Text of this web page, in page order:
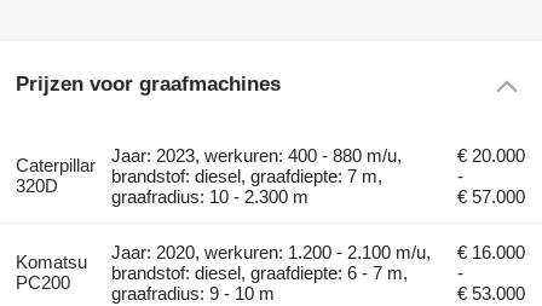
Prijzen voor graafmachines
Caterpillar
320D
Jaar: 2023, werkuren: 400 - 880 m/u,
brandstof: diesel, graafdiepte: 7 m,
graafradius: 10 - 2.300 m
€ 20.000
-
€ 57.000
Komatsu
PC200
Jaar: 2020, werkuren: 1.200 - 2.100 m/u,
brandstof: diesel, graafdiepte: 6 - 7 m,
graafradius: 9 - 10 m
€ 16.000
-
€ 53.000